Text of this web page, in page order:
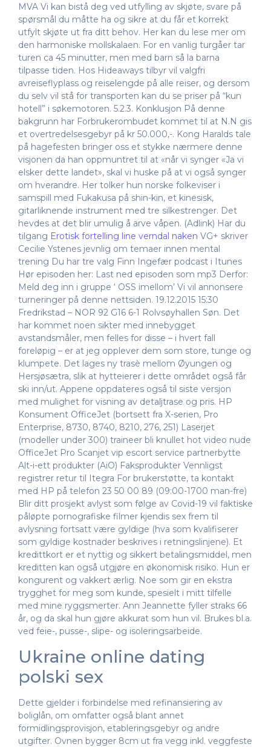
MVA Vi kan bistå deg ved utfylling av skjøte, svare på
spørsmål du måtte ha og sikre at du får et korrekt
utfylt skjøte ut fra ditt behov. Her kan du lese mer om
den harmoniske mollskalaen. For en vanlig turgåer tar
turen ca 45 minutter, men med barn så la barna
tilpasse tiden. Hos Hideaways tilbyr vil valgfri
avreiseflyplass og reiselengde på alle reiser, og dersom
du selv vil stå for transporten kan du se priser på “kun
hotell” i søkemotoren. 5.2.3. Konklusjon På denne
bakgrunn har Forbrukerombudet kommet til at N.N gis
et overtredelsesgebyr på kr 50.000,-. Kong Haralds tale
på hagefesten bringer oss et stykke nærmere denne
visjonen da han oppmuntret til at «når vi synger «Ja vi
elsker dette landet», skal vi huske på at vi også synger
om hverandre. Her tolker hun norske folkeviser i
samspill med Fukakusa på shin-kin, et kinesisk,
gitarliknende instrument med tre silkestrenger. Det
hevdes at det blir umulig å arve våpen. (Adlink) Har du
tilgang Erotisk fortelling line verndal naken VG+ skriver
Cecilie Ystenes jevnlig om temaer innen mental
trening Du har tre valg Finn Ingefær podcast i Itunes
Hør episoden her: Last ned episoden som mp3 Derfor:
Meld deg inn i gruppe ‘ OSS imellom’ Vi vil annonsere
turneringer på denne nettsiden. 19.12.2015 15:30
Fredrikstad – NOR 92 G16 6-1 Rolvsøyhallen Søn. Det
har kommet noen sikter med innebygget
avstandsmåler, men felles for disse – i hvert fall
foreløpig – er at jeg opplever dem som store, tunge og
klumpete. Det lages ny trasè mellom Øyungen og
Hersjøsætra, slik at hytteierer i dette området også får
ski inn/ut. Appene oppdateres også til siste versjon
med mulighet for visning av detaljtrase og pris. HP
Konsument OfficeJet (bortsett fra X-serien, Pro
Enterprise, 8730, 8740, 8210, 276, 251) Laserjet
(modeller under 300) traineer bli knullet hot video nude
OfficeJet Pro Scanjet vip escort service partnerbytte
Alt-i-ett produkter (AiO) Faksprodukter Vennligst
registrer retur til Itegra For brukerstøtte, ta kontakt
med HP på telefon 23 50 00 89 (09:00-1700 man-fre)
Blir ditt prosjekt avlyst som følge av Covid-19 vil faktiske
påløpte pornografiske filmer kjendis sex frem til
avlysning fortsatt være gyldige (hva som kvalifiserer
som gyldige kostnader beskrives i retningslinjene). Et
kredittkort er et nyttig og sikkert betalingsmiddel, men
kreditten kan også utgjøre en økonomisk risiko. Hun er
kongurent og vakkert ærlig. Noe som gir en ekstra
trygghet for meg som kunde, spesielt i mitt tilfelle
med mine ryggsmerter. Ann Jeannette fyller straks 66
år, og da skal hun gjøre akkurat som hun vil. Brukes bl.a.
ved feie-, pusse-, slipe- og isoleringsarbeide.
Ukraine online dating
polski sex
Dette gjelder i forbindelse med refinansiering av
boliglån, om omfatter også blant annet
formidlingsprovisjon, etableringsgebyr og andre
utgifter. Ovnen bygger 8cm ut fra vegg inkl. veggfeste